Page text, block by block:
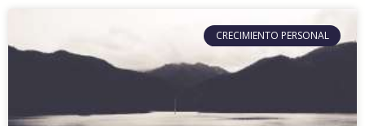
CRECIMIENTO PERSONAL